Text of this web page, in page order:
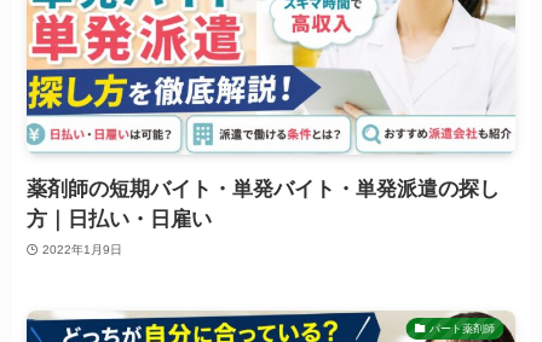
薬剤師の短期バイト・単発バイト・単発派遣の探し
方｜日払い・日雇い
2022年1月9日
パート薬剤師